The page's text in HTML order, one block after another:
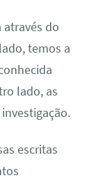
através do
temos a
lado, as
escritas